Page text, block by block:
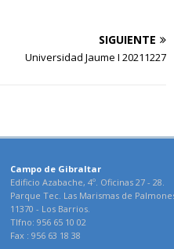
SIGUIENTE
Universidad Jaume I 20211227
Campo de Gibraltar
Edificio Azabache, 4º. Oficinas 27 - 28.
Parque Tec. Las Marismas de
11370 - Los Barrios.
Tlfno: 956 65 10 02
Fax : 956 63 18 38